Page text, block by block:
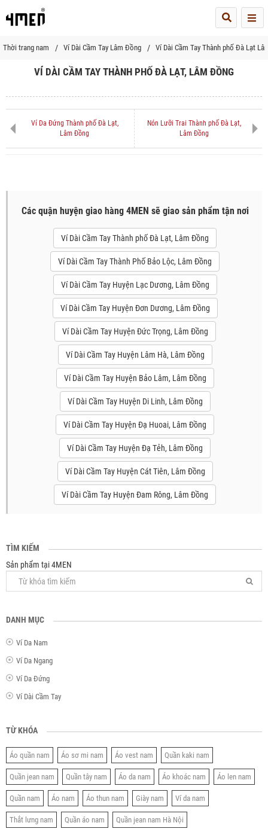
Thời trang nam Ví Dài Cầm Tay Lâm Đồng Ví Dài Cầm Tay Thành phố Đà Lạt
VÍ DÀI CẦM TAY THÀNH PHỐ ĐÀ LẠT, LÂM ĐỒNG
Ví Da Đứng Thành phố Đà Lạt,
Lâm Đồng
Nón Lưỡi Trai Thành phố Đà Lạt,
Lâm Đồng
Các quận huyện giao hàng 4MEN sẽ giao sản phẩm tận nơi
Ví Dài Cầm Tay Thành phố Đà Lạt, Lâm Đồng
Ví Dài Cầm Tay Thành Phố Bảo Lộc, Lâm Đồng
Ví Dài Cầm Tay Huyện Lạc Dương, Lâm Đồng
Ví Dài Cầm Tay Huyện Đơn Dương, Lâm Đồng
Ví Dài Cầm Tay Huyện Đức Trọng, Lâm Đồng
Ví Dài Cầm Tay Huyện Lâm Hà, Lâm Đồng
Ví Dài Cầm Tay Huyện Bảo Lâm, Lâm Đồng
Ví Dài Cầm Tay Huyện Di Linh, Lâm Đồng
Ví Dài Cầm Tay Huyện Đạ Huoai, Lâm Đồng
Ví Dài Cầm Tay Huyện Đạ Tẻh, Lâm Đồng
Ví Dài Cầm Tay Huyện Cát Tiên, Lâm Đồng
Ví Dài Cầm Tay Huyện Đam Rông, Lâm Đồng
TÌM KIẾM
Sản phẩm tại 4MEN
DANH MỤC
Ví Da Nam
Ví Da Ngang
Ví Da Đứng
Ví Dài Cầm Tay
TỪ KHÓA
Áo quần nam Áo sơ mi nam Áo vest nam Quần kaki nam
Quần jean nam Quần tây nam Áo da nam Áo khoác nam Áo len nam
Quần nam Áo nam Áo thun nam Giày nam Ví da nam
Thắt lưng nam Quần áo nam Quần jean nam Hà Nội